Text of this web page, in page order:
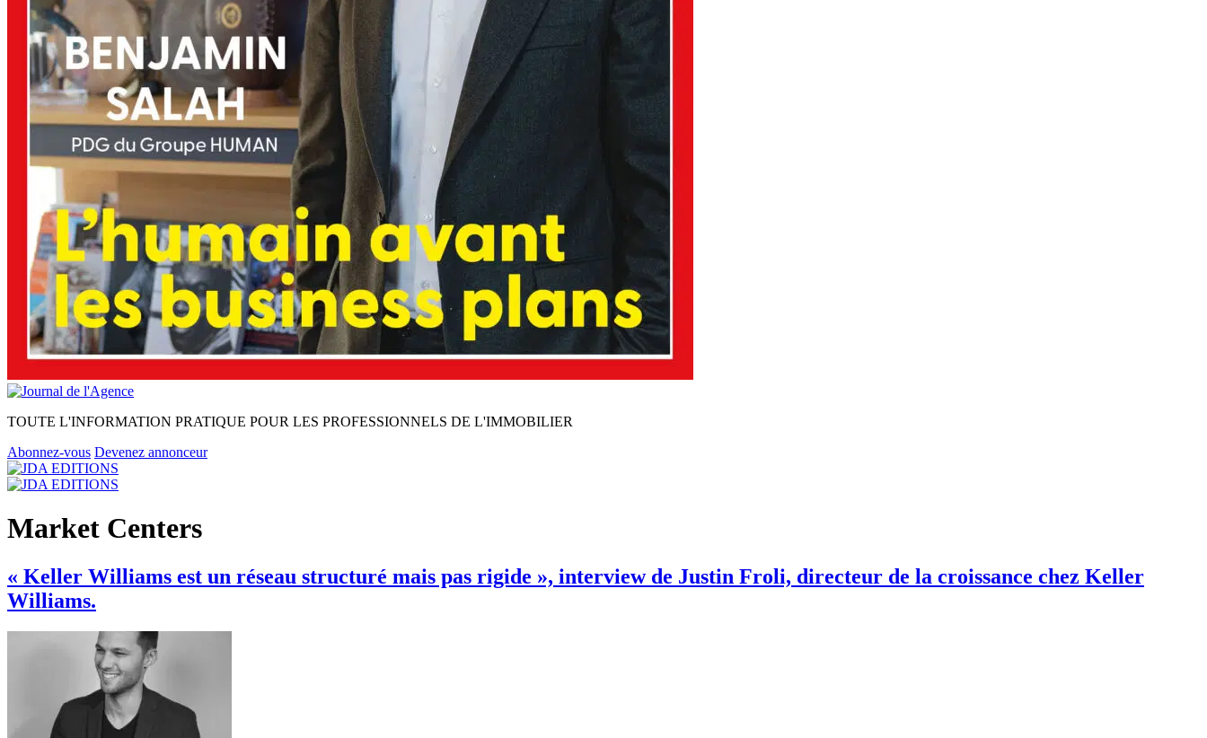
TOUTE L'INFORMATION PRATIQUE POUR LES PROFESSIONNELS DE L'IMMOBILIER
Abonnez-vous Devenez annonceur
Market Centers
« Keller Williams est un réseau structuré mais pas rigide », interview de Justin Froli, directeur de la croissance chez Keller
Williams.